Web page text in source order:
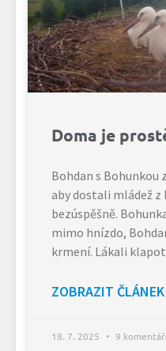
Doma je
Bohdan s Bohunkou
aby dostali mládež
bezúspěšně.
mimo hnízdo,
krmení. Lákali
ZOBRAZIT
18. 7. 2025 9